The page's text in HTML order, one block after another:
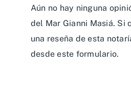
Aún no hay ninguna
del Mar Gianni Masiá. Si
una reseña de esta
desdeeste formulario.